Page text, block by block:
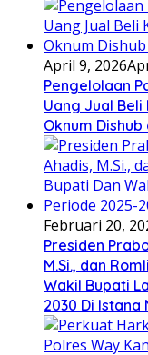
April 9, 2026
Pengelolaan
Uang Jual
Oknum
Februari 20,
Presiden
M.Si., dan
Wakil Bupati
2030 Di Istana